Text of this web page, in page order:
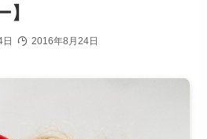
2016年8月24日